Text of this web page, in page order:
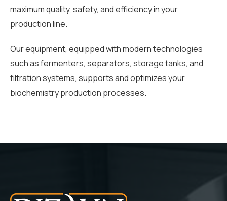
maximum quality, safety, and efficiency in your
production line.
Our equipment, equipped with modern technologies
such as fermenters, separators, storage tanks, and
filtration systems, supports and optimizes your
biochemistry production processes.